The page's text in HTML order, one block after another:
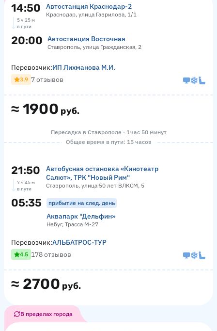
14:50 Автостанция Краснодар-2
Краснодар, улица Гаврилова, 1/1
5 ч 25 м
в пути
20:00 Автостанция Восточная
Ставрополь, улица Гражданская, 2
≈ 1900 руб.
Перевозчик:ИП Лихманова М.И.
3.9 7 отзывов
Пересадка в Ставрополе · 1 час 50 минут
Общее время в пути: 15 часов
21:50
Автобусная остановка «Кинотеатр
Салют», ТРК "Новый Рим"
Ставрополь, улица 50 лет ВЛКСМ, 5
7 ч 45 м
в пути
05:35 прибытие на след. день
Аквапарк "Дельфин»
Небуг, Трасса М-27
≈ 2700 руб.
Перевозчик:АЛЬБАТРОС-ТУР
4.5 178 отзывов
В пределах города